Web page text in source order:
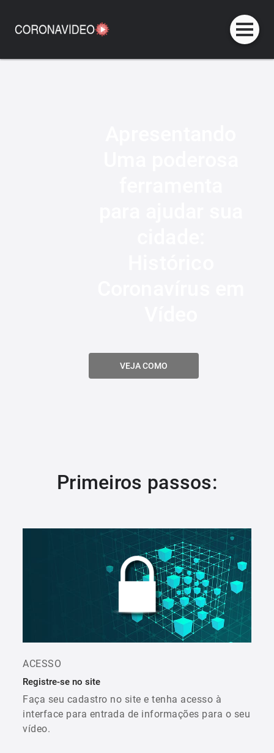
VEJA COMO
Primeiros passos:
ACESSO
Registre-se no site
Faça seu cadastro no site e tenha acesso à
interface para entrada de informações para o seu
vídeo.